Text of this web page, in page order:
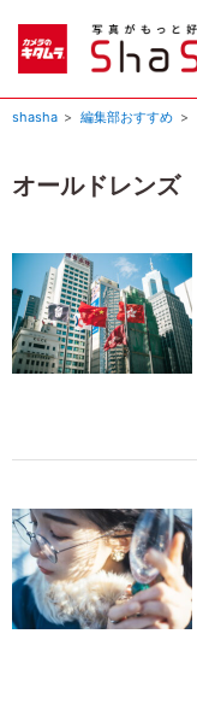
shasha 編集部おすすめ
オールドレンズ